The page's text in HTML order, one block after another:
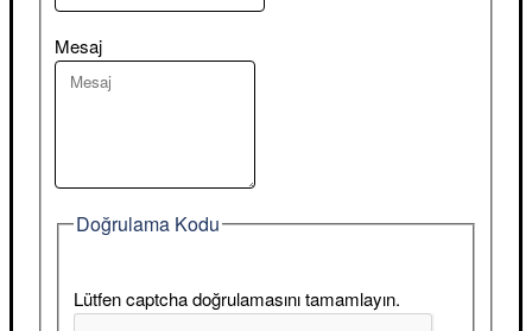
Mesaj
Doğrulama Kodu
Lütfen captcha doğrulamasını tamamlayın.